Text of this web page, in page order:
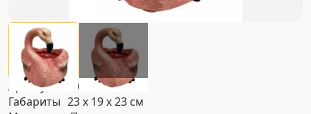
Артикул #SF00133
Габариты 23 х 19 х 23 см